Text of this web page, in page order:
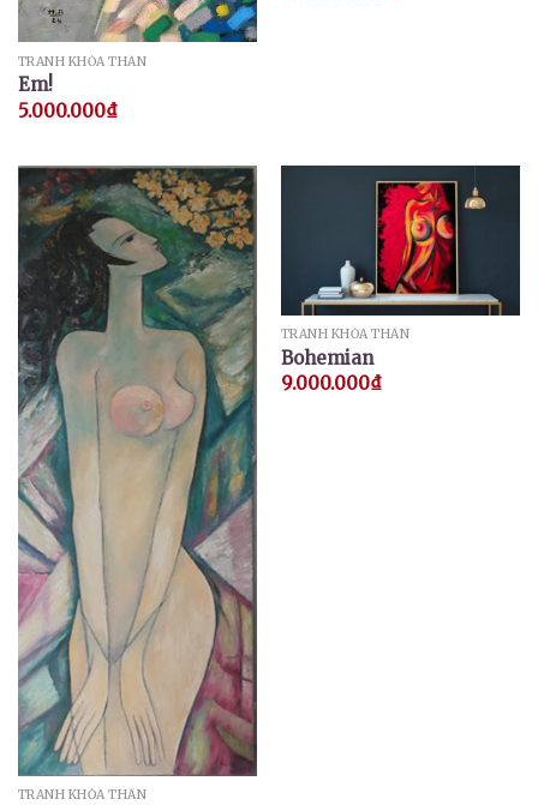
TRANH KHỎA THÂN
Em!
5.000.000₫
TRANH KHỎA THÂN
TRANH KHỎA THÂN
Bohemian
9.000.000₫